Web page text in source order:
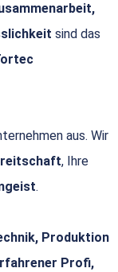
sind das
aus. Wir
, Ihre
.
Produktion
Profi,